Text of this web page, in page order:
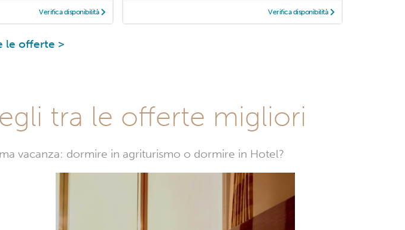
Verifica disponibilità Verifica disponibilità
le offerte >
tra le offerte migliori
vacanza: dormire in agriturismo o dormire in Hotel?